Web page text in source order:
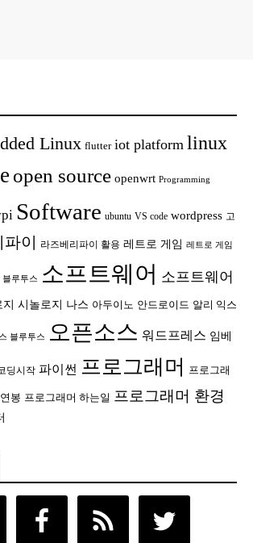
Linux flutter iot platform linux
open source openwrt Programming
Software ubuntu VS code wordpress 고
이 라즈베리파이 활용 레트로 게임 레트로 게임
블루투스 소프트웨어 소프트웨어
시놀로지 나스 아두이노 안드로이드 알리 익스
블루투스 오픈소스 워드프레스 임베
딩시작 파이썬 프로그래머 프로그래
봉 프로그래머 하는일 프로그래머 환경